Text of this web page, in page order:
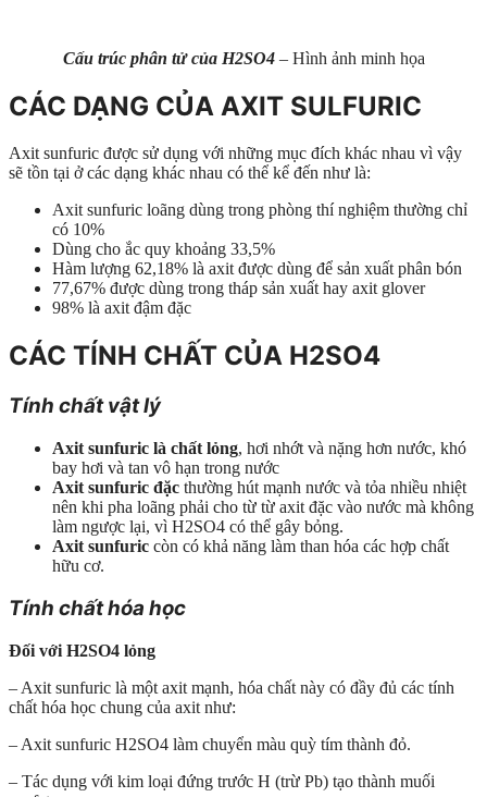
Cấu trúc phân tử của H2SO4 – Hình ảnh minh họa
CÁC DẠNG CỦA AXIT SULFURIC
Axit sunfuric được sử dụng với những mục đích khác nhau vì vậy
sẽ tồn tại ở các dạng khác nhau có thể kể đến như là:
Axit sunfuric loãng dùng trong phòng thí nghiệm thường chỉ
có 10%
Dùng cho ắc quy khoảng 33,5%
Hàm lượng 62,18% là axit được dùng để sản xuất phân bón
77,67% được dùng trong tháp sản xuất hay axit glover
98% là axit đậm đặc
CÁC TÍNH CHẤT CỦA H2SO4
Tính chất vật lý
Axit sunfuric là chất lỏng, hơi nhớt và nặng hơn nước, khó
bay hơi và tan vô hạn trong nước
Axit sunfuric đặc thường hút mạnh nước và tỏa nhiều nhiệt
nên khi pha loãng phải cho từ từ axit đặc vào nước mà không
làm ngược lại, vì H2SO4 có thể gây bỏng.
Axit sunfuric còn có khả năng làm than hóa các hợp chất
hữu cơ.
Tính chất hóa học
Đối với H2SO4 lỏng
– Axit sunfuric là một axit mạnh, hóa chất này có đầy đủ các tính
chất hóa học chung của axit như:
– Axit sunfuric H2SO4 làm chuyển màu quỳ tím thành đỏ.
– Tác dụng với kim loại đứng trước H (trừ Pb) tạo thành muối